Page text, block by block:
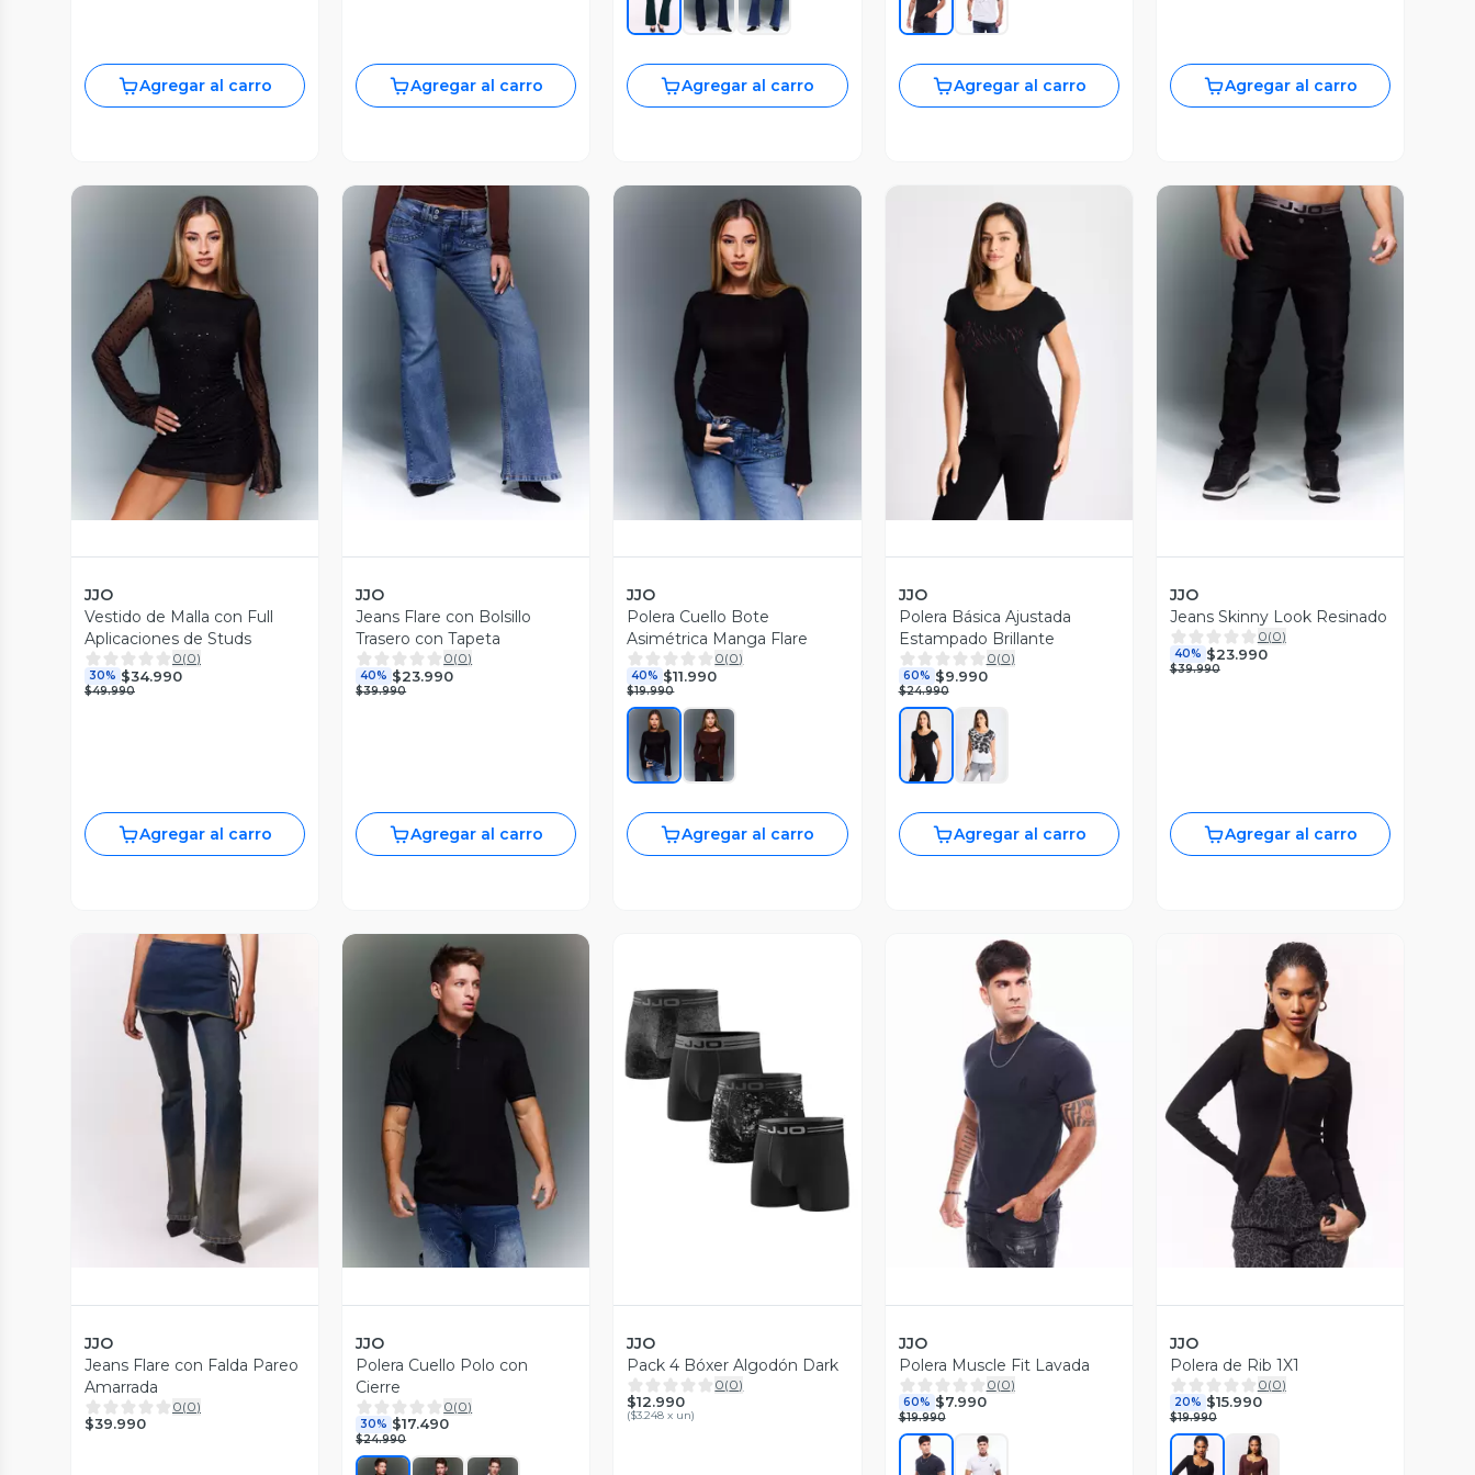
Agregar al carro Agregar al carro Agregar al carro Agregar al carro Agregar al carro
Vista Previa
JJO
Vestido de Malla con Full
Aplicaciones de Studs
0(0)
30% $34.990
$49.990
Agregar al carro
Vista Previa
JJO
Jeans Flare con Bolsillo
Trasero con Tapeta
0(0)
40% $23.990
$39.990
Agregar al carro
Vista Previa
JJO
Polera Cuello Bote
Asimétrica Manga Flare
0(0)
40% $11.990
$19.990
Agregar al carro
Vista Previa
JJO
Polera Básica Ajustada
Estampado Brillante
0(0)
60% $9.990
$24.990
Agregar al carro
Vista Previa
JJO
Jeans Skinny Look Resinado
0(0)
40% $23.990
$39.990
Agregar al carro
Vista Previa
JJO
Jeans Flare con Falda Pareo
Amarrada
0(0)
$39.990
Vista Previa
JJO
Polera Cuello Polo con
Cierre
0(0)
30% $17.490
$24.990
Vista Previa
JJO
Pack 4 Bóxer Algodón Dark
0(0)
$12.990
($3.248 x un)
Vista Previa
JJO
Polera Muscle Fit Lavada
0(0)
60% $7.990
$19.990
Vista Previa
JJO
Polera de Rib 1X1
0(0)
20% $15.990
$19.990